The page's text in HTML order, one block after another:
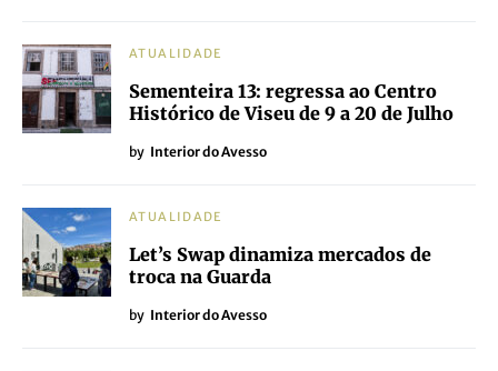
ATUALIDADE
Sementeira 13: regressa ao Centro
Histórico de Viseu de 9 a 20 de Julho
by Interior do Avesso
ATUALIDADE
Let’s Swap dinamiza mercados de
troca na Guarda
by Interior do Avesso